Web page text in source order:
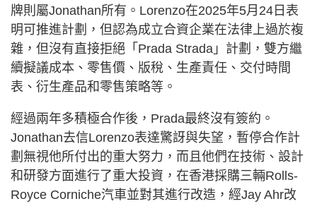
牌則屬Jonathan所有。Lorenzo在2025年5月24日表
明可推進計劃，但認為成立合資企業在法律上過於複
雜，但沒有直接拒絕「Prada Strada」計劃，雙方繼
續擬議成本、零售價、版稅、生產責任、交付時間
表、衍生產品和零售策略等。
經過兩年多積極合作後，Prada最終沒有簽約。
Jonathan去信Lorenzo表達驚訝與失望，暫停合作計
劃無視他所付出的重大努力，而且他們在技術、設計
和研發方面進行了重大投資，在香港採購三輛Rolls-
Royce Corniche汽車並對其進行改造，經Jay Ahr改